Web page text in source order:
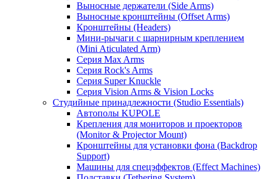
Выносные держатели (Side Arms)
Выносные кронштейны (Offset Arms)
Кронштейны (Headers)
Мини-рычаги с шарнирным креплением
(Mini Aticulated Arm)
Серия Max Arms
Серия Rock's Arms
Серия Super Knuckle
Серия Vision Arms & Vision Locks
Студийные принадлежности (Studio Essentials)
Автополы KUPOLE
Крепления для мониторов и проекторов
(Monitor & Projector Mount)
Кронштейны для установки фона (Backdrop
Support)
Машины для спецэффектов (Effect Machines)